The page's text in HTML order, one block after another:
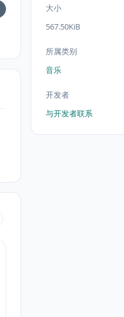
大小
567.50KiB
所属类别
音乐
开发者
与开发者联系